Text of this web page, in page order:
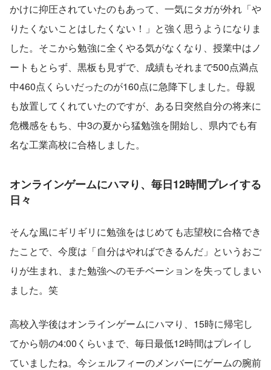
かけに抑圧されていたのもあって、一気にタガが外れ「や
りたくないことはしたくない！」と強く思うようになりま
した。そこから勉強に全くやる気がなくなり、授業中はノ
ートもとらず、黒板も見ずで、成績もそれまで500点満点
中460点くらいだったのが160点に急降下しました。母親
も放置してくれていたのですが、ある日突然自分の将来に
危機感をもち、中3の夏から猛勉強を開始し、県内でも有
名な工業高校に合格しました。
オンラインゲームにハマり、毎日12時間プレイする
日々
そんな風にギリギリに勉強をはじめても志望校に合格でき
たことで、今度は「自分はやればできるんだ」というおご
りが生まれ、また勉強へのモチベーションを失ってしまい
ました。笑
高校入学後はオンラインゲームにハマり、15時に帰宅し
てから朝の4:00くらいまで、毎日最低12時間はプレイし
ていましたね。今シェルフィーのメンバーにゲームの腕前